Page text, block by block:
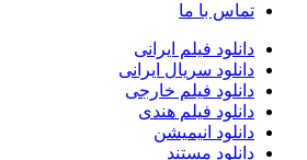
تماس با ما
دانلود فیلم ایرانی
دانلود سریال ایرانی
دانلود فیلم خارجی
دانلود فیلم هندی
دانلود انیمیشن
دانلود مستند